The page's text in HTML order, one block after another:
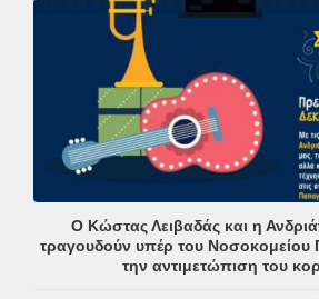
Ο Κώστας Λειβαδάς και η
τραγουδούν υπέρ του Νοσοκομείου
την αντιμετώπιση του